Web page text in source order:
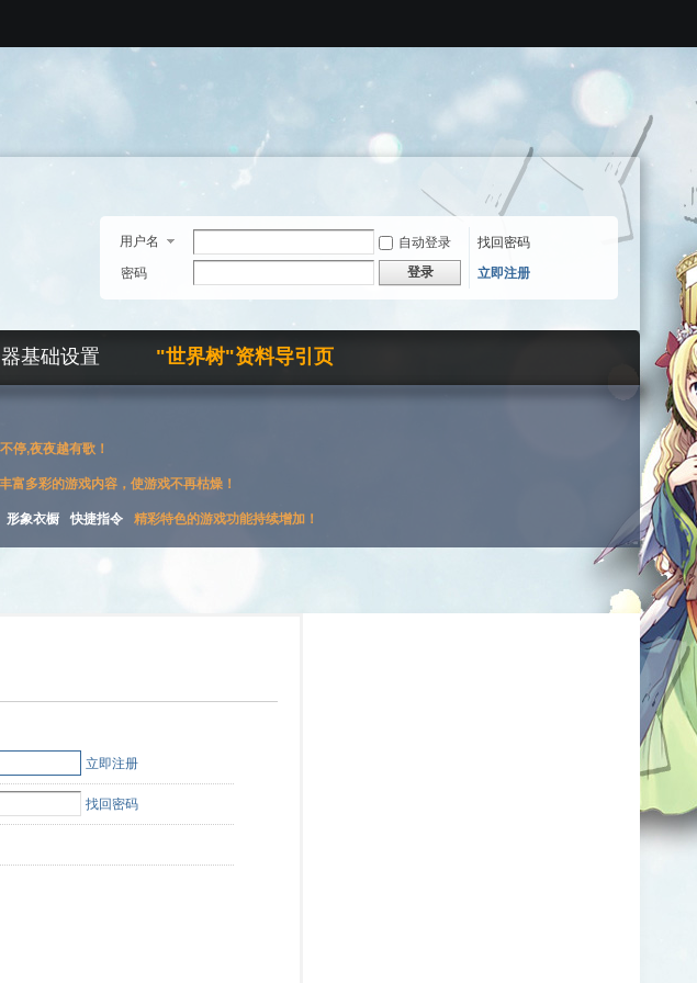
用户名 自动登录
找回密码
密码
登录 立即注册
基础设置 "世界树"资料导引页
停,夜夜越有歌！
丰富多彩的游戏内容，使游戏不再枯燥！
形象衣橱 快捷指令 精彩特色的游戏功能持续增加！
立即注册
找回密码